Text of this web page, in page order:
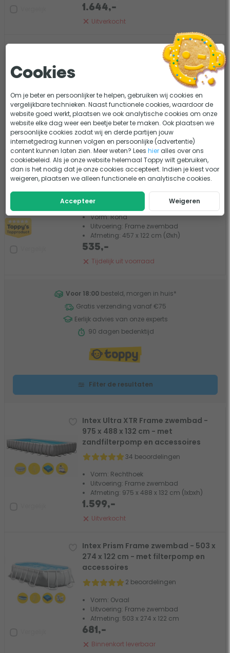
Uitverkocht
1.644,-
Vergelijk
Intex Prism Frame zwembad - 305 x
76 cm - met filterpomp
14 beoordelingen
Vorm: Rond
Uitvoering: Frame zwembad
Afmeting: 305 x 76 cm (Øxh)
Uitverkocht
159,95
Intex Greywood Prism Frame
zwembad - 457 x 122 cm – met
filterpomp en accessoires
15 beoordelingen
Vorm: Rond
Uitvoering: Frame zwembad
Afmeting: 457 x 122 cm (Øxh)
Tijdelijk uit voorraad
535,-
Voor 18:00 besteld, morgen in huis*
Gratis verzending vanaf €75
Eerlijk advies van onze experts
90 dagen bedenktijd
Filter de resultaten
Intex Ultra XTR Frame zwembad -
975 x 488 x 132 cm - met
zandfilterpomp en accessoires
34 beoordelingen
Vorm: Rechthoek
Uitvoering: Frame zwembad
Afmeting: 975 x 488 x 132 cm (lxbxh)
Uitverkocht
1.599,-
Intex Prism Frame zwembad - 503 x
274 x 122 cm - met filterpomp en
accessoires
2 beoordelingen
Vorm: Ovaal
Uitvoering: Frame zwembad
Afmeting: 503 x 274 x 122 cm
Binnenkort leverbaar
681,-
Cookies
Om je beter en persoonlijker te helpen, gebruiken wij cookies en
vergelijkbare technieken. Naast functionele cookies, waardoor de
website goed werkt, plaatsen we ook analytische cookies om onze
website elke dag weer een beetje beter te maken. Ook plaatsen we
persoonlijke cookies zodat wij en derde partijen jouw
internetgedrag kunnen volgen en persoonlijke (advertentie)
content kunnen laten zien. Meer weten? Leeshier alles over ons
cookiebeleid. Als je onze website helemaal Toppy wilt gebruiken,
dan is het nodig dat je onze cookies accepteert. Indien je kiest voor
weigeren, plaatsen we alleen functionele en analytische cookies.
Accepteer Weigeren